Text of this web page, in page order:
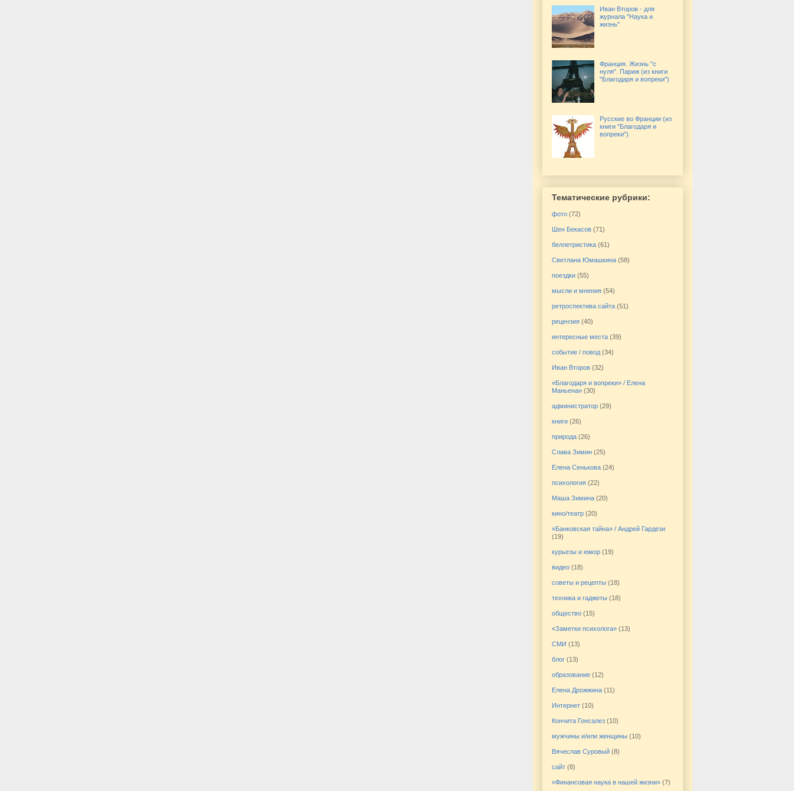
Иван Второв - для
журнала "Наука и
жизнь"
Франция. Жизнь "с
нуля". Париж (из книги
"Благодаря и вопреки")
Русские во Франции (из
книги "Благодаря и
вопреки")
Тематические рубрики:
фото (72)
Шен Бекасов (71)
беллетристика (61)
Светлана Юмашкина (58)
поездки (55)
мысли и мнения (54)
ретроспектива сайта (51)
рецензия (40)
интересные места (39)
событие / повод (34)
Иван Второв (32)
«Благодаря и вопреки» / Елена
Маньенан (30)
администратор (29)
книги (26)
природа (26)
Слава Зимин (25)
Елена Сенькова (24)
психология (22)
Маша Зимина (20)
кино/театр (20)
«Банковская тайна» / Андрей Гардези
(19)
курьезы и юмор (19)
видео (18)
советы и рецепты (18)
техника и гаджеты (18)
общество (15)
«Заметки психолога» (13)
СМИ (13)
блог (13)
образование (12)
Елена Дрожжина (11)
Интернет (10)
Кончита Гонсалез (10)
мужчины и/или женщины (10)
Вячеслав Суровый (8)
сайт (8)
«Финансовая наука в нашей жизни» (7)